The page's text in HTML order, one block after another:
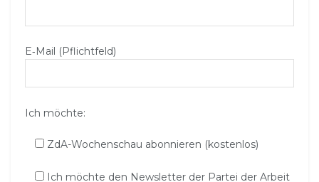
E‑Mail (Pflichtfeld)
Ich möchte:
ZdA-Wochenschau abonnieren (kostenlos)
Ich möchte den Newsletter der Partei der Arbeit